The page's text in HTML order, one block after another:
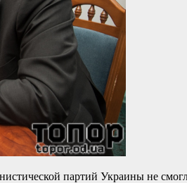
партий Украины не